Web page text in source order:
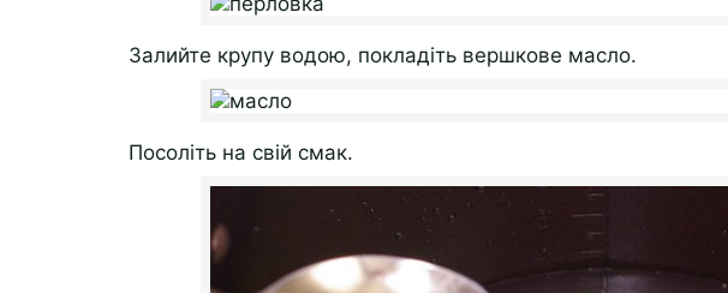
Залийте крупу водою, покладіть вершкове масло.
Посоліть на свій смак.